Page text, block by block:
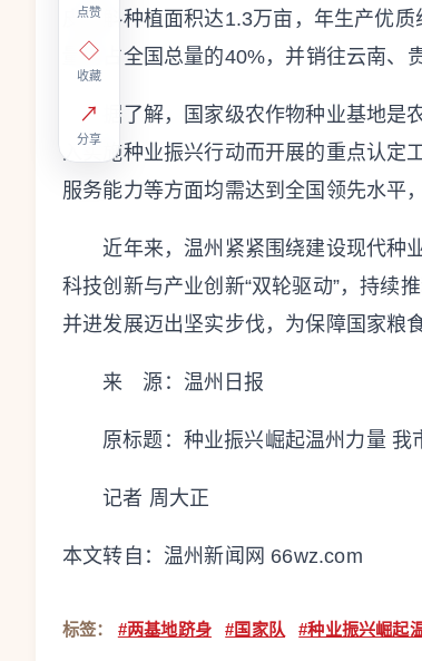
点赞
◇
收藏
↗
分享
皮石斛种植面积达1.3万亩，年生产优
量约占全国总量的40%，并销往云南、
据了解，国家级农作物种业基地是农
入实施种业振兴行动而开展的重点认定
服务能力等方面均需达到全国领先水平
近年来，温州紧紧围绕建设现代种业
科技创新与产业创新“双轮驱动”，持续
并进发展迈出坚实步伐，为保障国家粮
来 源：温州日报
原标题： 种业振兴崛起温州力量 我
记者 周大正
本文转自： 温州新闻网 66wz.com
标签： #两基地跻身 #国家队 #种业振兴崛起